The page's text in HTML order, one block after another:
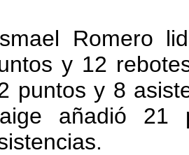
Romero
y 12
puntos y 8
añadió